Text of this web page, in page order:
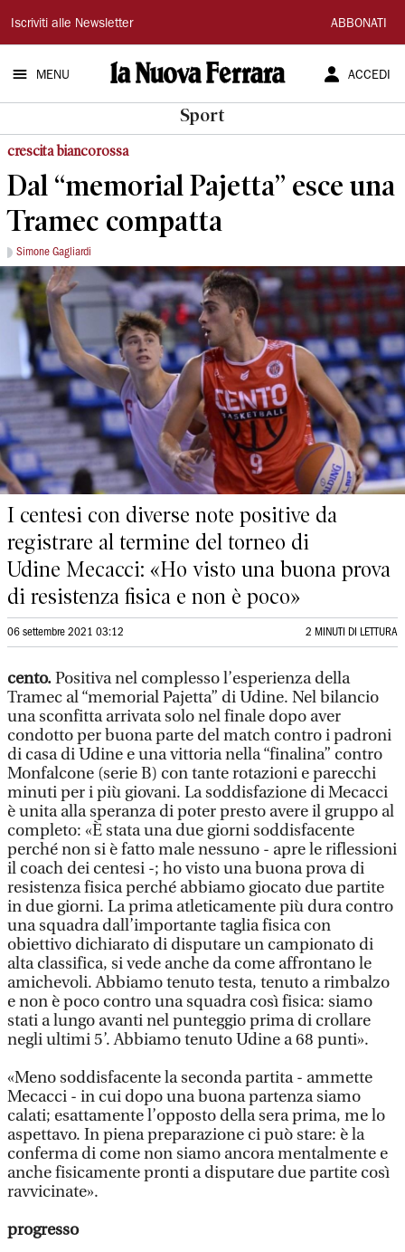
La
Nuova
Ferrara
Iscriviti alle Newsletter ABBONATI
MENU ACCEDI
Sport
crescita biancorossa
Dal “memorial Pajetta” esce una
Tramec compatta
Simone Gagliardi
I centesi con diverse note positive da
registrare al termine del torneo di
Udine Mecacci: «Ho visto una buona prova
di resistenza fisica e non è poco»
06 settembre 2021 03:12 2 MINUTI DI LETTURA
cento.Positiva nel complesso l’esperienza della
Tramec al “memorial Pajetta” di Udine. Nel bilancio
una sconfitta arrivata solo nel finale dopo aver
condotto per buona parte del match contro i padroni
di casa di Udine e una vittoria nella “finalina” contro
Monfalcone (serie B) con tante rotazioni e parecchi
minuti per i più giovani. La soddisfazione di Mecacci
è unita alla speranza di poter presto avere il gruppo al
completo: «È stata una due giorni soddisfacente
perché non si è fatto male nessuno - apre le riflessioni
il coach dei centesi -; ho visto una buona prova di
resistenza fisica perché abbiamo giocato due partite
in due giorni. La prima atleticamente più dura contro
una squadra dall’importante taglia fisica con
obiettivo dichiarato di disputare un campionato di
alta classifica, si vede anche da come affrontano le
amichevoli. Abbiamo tenuto testa, tenuto a rimbalzo
e non è poco contro una squadra così fisica: siamo
stati a lungo avanti nel punteggio prima di crollare
negli ultimi 5’. Abbiamo tenuto Udine a 68 punti».
«Meno soddisfacente la seconda partita - ammette
Mecacci - in cui dopo una buona partenza siamo
calati; esattamente l’opposto della sera prima, me lo
aspettavo. In piena preparazione ci può stare: è la
conferma di come non siamo ancora mentalmente e
anche fisicamente pronti a disputare due partite così
ravvicinate».
progresso